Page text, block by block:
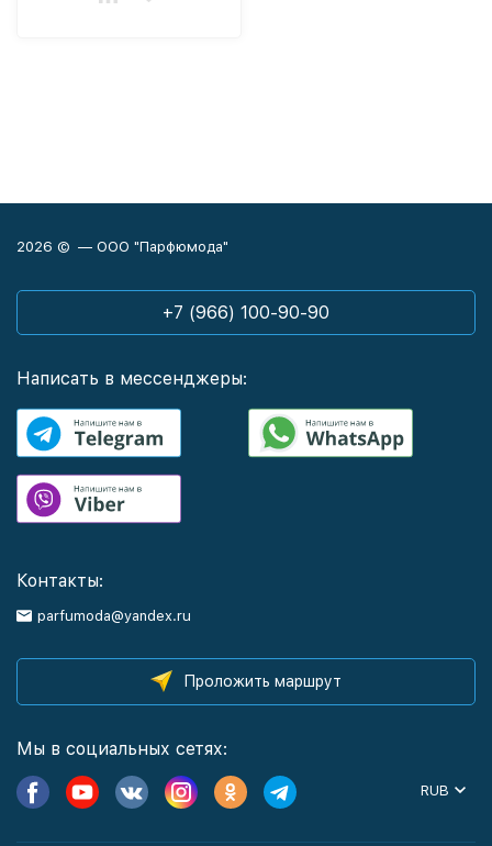
2026 © — ООО "Парфюмода"
+7 (966) 100-90-90
Написать в мессенджеры:
Контакты:
parfumoda@yandex.ru
Проложить маршрут
Мы в социальных сетях:
RUB